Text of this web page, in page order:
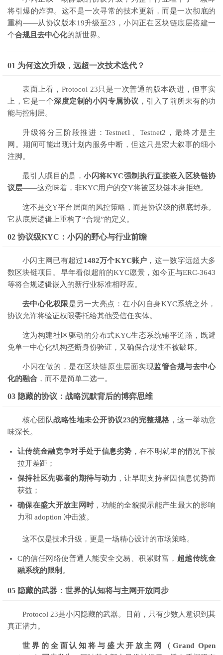
将引爆的炸弹。这不是一次寻常的技术更新，而是一次彻底的
重构——从协议版本19升级至23，小闪正在区块链底层搭建一
个合规且去中心化的新世界。
01 为何这次升级，远超一次技术迭代？
表面上看， Protocol 23只是一次普通的版本跃进，但事实
上，它是一个深度定制的小闪专属协议 ，引入了前所未有的功
能与控制层。
升级将分三阶段推进：Testnet1、Testnet2，最终才是主
网。期间可能出现计划内服务中断，但这只是宏大叙事的细小
注脚。
最引人瞩目的是，小闪将KYC强制执行直接嵌入区块链协
议层——这意味着，非KYC用户的交Y将被区块链本身拒绝。
这不是交Y平台层面的风控策略，而是协议级的彻底封杀。
它从底层逻辑上重构了“合规”的定义。
02 协议级KYC：小闪的野心与行业前瞻
小闪主网已有超过1482万个KYC账户 ，这一数字远超大多
数区块链项目。早年看似超前的KYC愿景，如今正与ERC-3643
等将合规逻辑嵌入的新行业标准相呼应。
去中心化权限是另一大亮点：在小闪自身KYC系统之外，
协议允许将验证权限委托给其他受信任实体。
这为构建社区驱动的分布式KYC生态系统铺平道路，既避
免单一中心化机构垄断身份验证，又确保合规性不被破坏。
小闪在做的，是在区块链原生层面实现监管合规与去中心
化的融合 ，而不是简单二选一。
03 隐藏的协议：战略沉默背后的博弈思维
核心团队战略性地未公开协议23的完整规格 ，这一举动意
味深长。
让传统金融竞争对手处于信息劣势 ，在不明就里的情况下被
拉开差距；
保持社区先驱者的期待与动力 ，让早期支持者因信息优势而
获益；
确保在盛大开放主网时，功能的全貌揭示能产生最大的影响
力和 adoption 冲击波。
这不仅是技术升级，更是一场精心设计的市场策略。
C的信任网络使普通人能安全交易、积累财富， 超越传统金
融系统的限制 。
05 隐藏的武器：世界的认知将与主网开放同步
Protocol 23是小闪隐藏的武器。目前，只有少数人意识到其
真正潜力。
世界的全面认知将与盛大开放主网（Grand Open